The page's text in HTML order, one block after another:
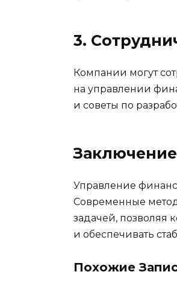
3.
Компании могут
на управлении
и советы по
Заключение
Управление
Современные
задачей,
и обеспечивать
Похожие